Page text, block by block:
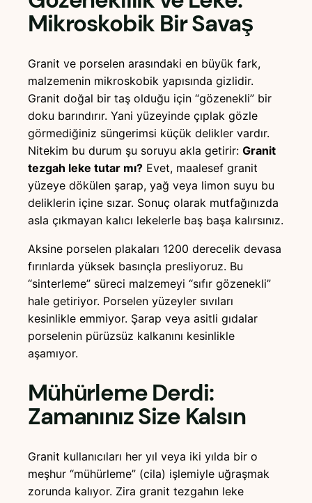
Mikroskobik Bir Savaş
Granit ve porselen arasındaki en büyük fark,
malzemenin mikroskobik yapısında gizlidir.
Granit doğal bir taş olduğu için “gözenekli” bir
doku barındırır. Yani yüzeyinde çıplak gözle
görmediğiniz süngerimsi küçük delikler vardır.
Nitekim bu durum şu soruyu akla getirir: Granit
tezgah leke tutar mı? Evet, maalesef granit
yüzeye dökülen şarap, yağ veya limon suyu bu
deliklerin içine sızar. Sonuç olarak mutfağınızda
asla çıkmayan kalıcı lekelerle baş başa kalırsınız.
Aksine porselen plakaları 1200 derecelik devasa
fırınlarda yüksek basınçla presliyoruz. Bu
“sinterleme” süreci malzemeyi “sıfır gözenekli”
hale getiriyor. Porselen yüzeyler sıvıları
kesinlikle emmiyor. Şarap veya asitli gıdalar
porselenin pürüzsüz kalkanını kesinlikle
aşamıyor.
Mühürleme Derdi:
Zamanınız Size Kalsın
Granit kullanıcıları her yıl veya iki yılda bir o
meşhur “mühürleme” (cila) işlemiyle uğraşmak
zorunda kalıyor. Zira granit tezgahın leke